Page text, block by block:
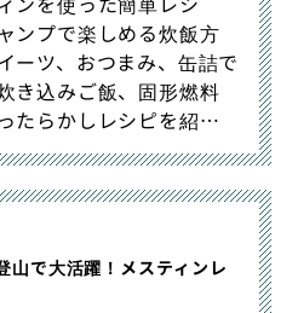
ンプで楽しめる炊飯方
ーツ、おつまみ、缶詰で
き込みご飯、固形燃料
たらかしレシピを紹
ソーメスティン、トラン
も。
山で大活躍！メスティンレ